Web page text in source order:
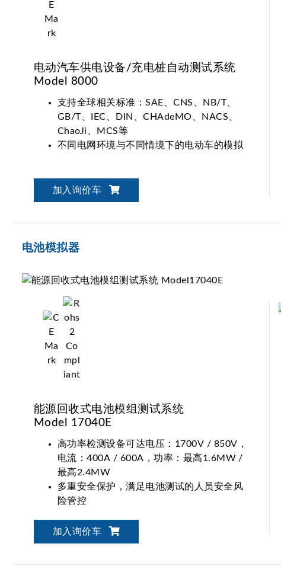
电动汽车供电设备/充电桩自动测试系统
Model 8000
支持全球相关标准：SAE、CNS、NB/T、
GB/T、IEC、DIN、CHAdeMO、NACS、
ChaoJi、MCS等
不同电网环境与不同情境下的电动车的模拟
加入询价车
电池模拟器
能源回收式电池模组测试系统
Model 17040E
高功率检测设备可达电压：1700V / 850V，
电流：400A / 600A，功率：最高1.6MW /
最高2.4MW
多重安全保护，满足电池测试的人员安全风
险管控
加入询价车